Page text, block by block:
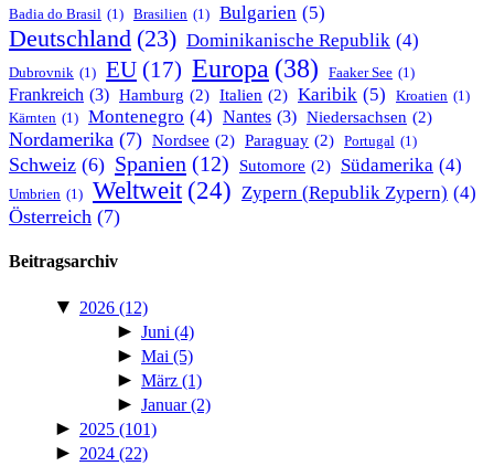
Badia do Brasil (1) Brasilien (1) Bulgarien (5)
Deutschland (23) Dominikanische Republik (4)
Dubrovnik (1) EU (17) Europa (38) Faaker See (1)
Frankreich (3) Hamburg (2) Italien (2) Karibik (5) Kroatien (1)
Kärnten (1) Montenegro (4) Nantes (3) Niedersachsen (2)
Nordamerika (7) Nordsee (2) Paraguay (2) Portugal (1)
Schweiz (6) Spanien (12) Sutomore (2) Südamerika (4)
Umbrien (1) Weltweit (24) Zypern (Republik Zypern) (4)
Österreich (7)
Beitragsarchiv
▼ 2026 (12)
► Juni (4)
► Mai (5)
► März (1)
► Januar(2)
► 2025 (101)
► 2024 (22)